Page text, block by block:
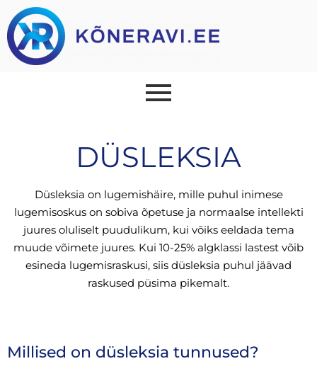
DÜSLEKSIA
Düsleksia on lugemishäire, mille puhul inimese
lugemisoskus on sobiva õpetuse ja normaalse intellekti
juures oluliselt puudulikum, kui võiks eeldada tema
muude võimete juures. Kui 10-25% algklassi lastest võib
esineda lugemisraskusi, siis düsleksia puhul jäävad
raskused püsima pikemalt.
Millised on düsleksia tunnused?